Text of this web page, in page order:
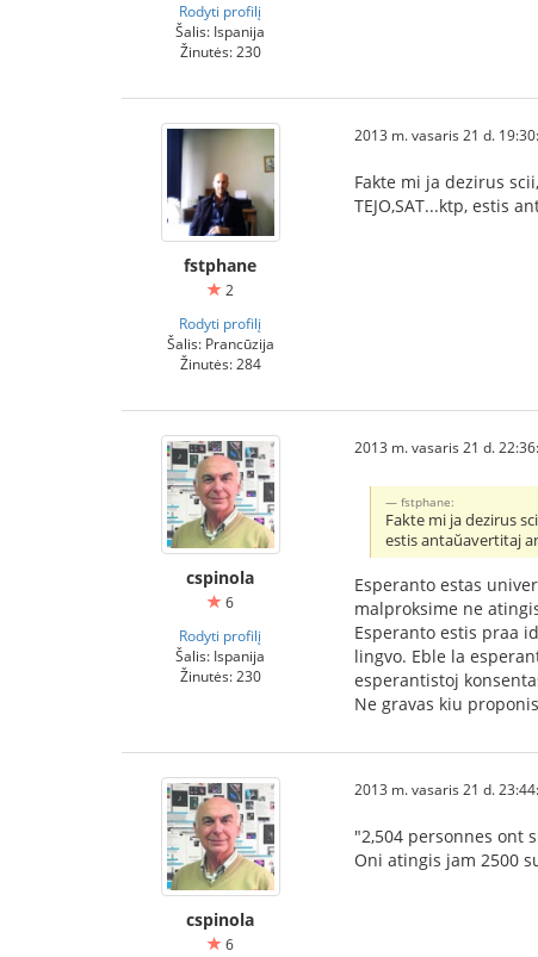
Rodyti profilį
Šalis: Ispanija
Žinutės: 230
fstphane
2
Rodyti profilį
Šalis: Prancūzija
Žinutės: 284
2013 m. vasaris 21 d.
Fakte mi ja dezirus
TEJO,SAT...ktp, estis
cspinola
6
Rodyti profilį
Šalis: Ispanija
Žinutės: 230
2013 m. vasaris 21 d.
fstphane:
Fakte mi ja dezirus
estis antaŭavertitaj
Esperanto estas
malproksime ne
Esperanto estis praa
lingvo. Eble la
esperantistoj
Ne gravas kiu
cspinola
6
2013 m. vasaris 21 d.
"2,504 personnes ont
Oni atingis jam 2500